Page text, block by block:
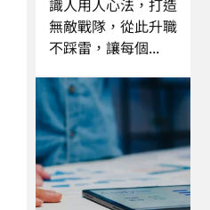
識人用人心法，打造
無敵戰隊，從此升職
不踩雷，讓每個...